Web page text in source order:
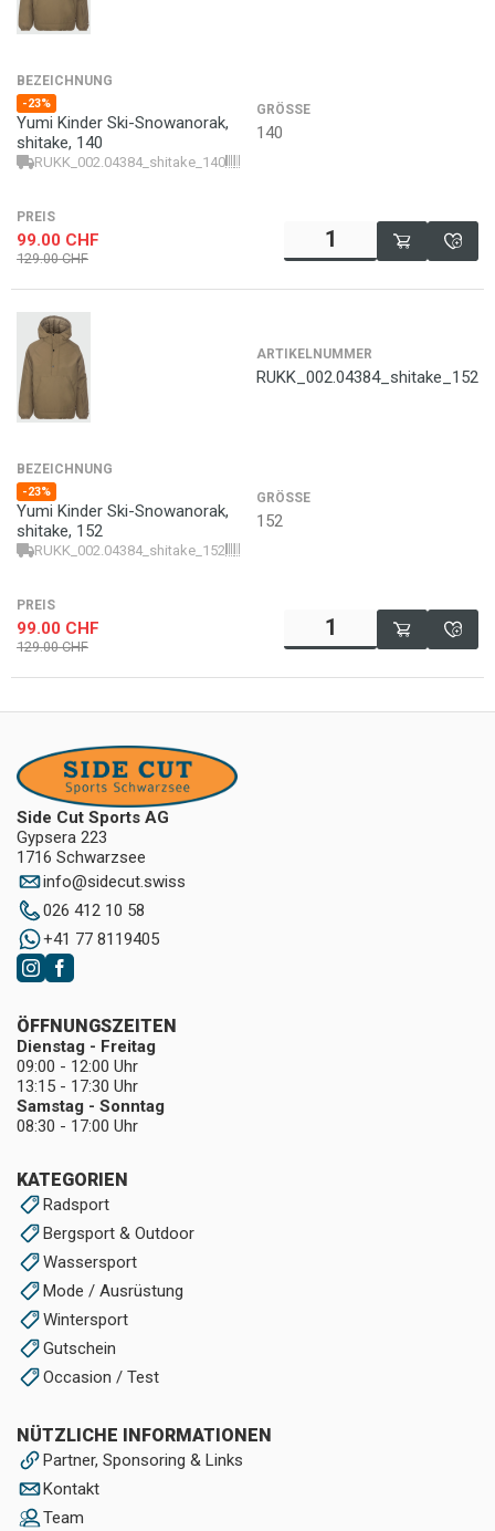
BEZEICHNUNG
-23%
Yumi Kinder Ski-Snowanorak,
shitake, 140
RUKK_002.04384_shitake_140
GRÖSSE
140
PREIS
99.00 CHF
129.00 CHF
ARTIKELNUMMER
RUKK_002.04384_shitake_152
BEZEICHNUNG
-23%
Yumi Kinder Ski-Snowanorak,
shitake, 152
RUKK_002.04384_shitake_152
GRÖSSE
152
PREIS
99.00 CHF
129.00 CHF
Side Cut Sports AG
Gypsera 223
1716 Schwarzsee
info@sidecut.swiss
026 412 10 58
+41 77 8119405
KATEGORIEN
Radsport
Bergsport & Outdoor
Wassersport
Mode / Ausrüstung
Wintersport
Gutschein
Occasion / Test
NÜTZLICHE INFORMATIONEN
Partner, Sponsoring & Links
Kontakt
Team
ÖFFNUNGSZEITEN
Dienstag - Freitag
09:00 - 12:00 Uhr
13:15 - 17:30 Uhr
Samstag - Sonntag
08:30 - 17:00 Uhr